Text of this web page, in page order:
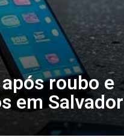
roubo e
em Salvador